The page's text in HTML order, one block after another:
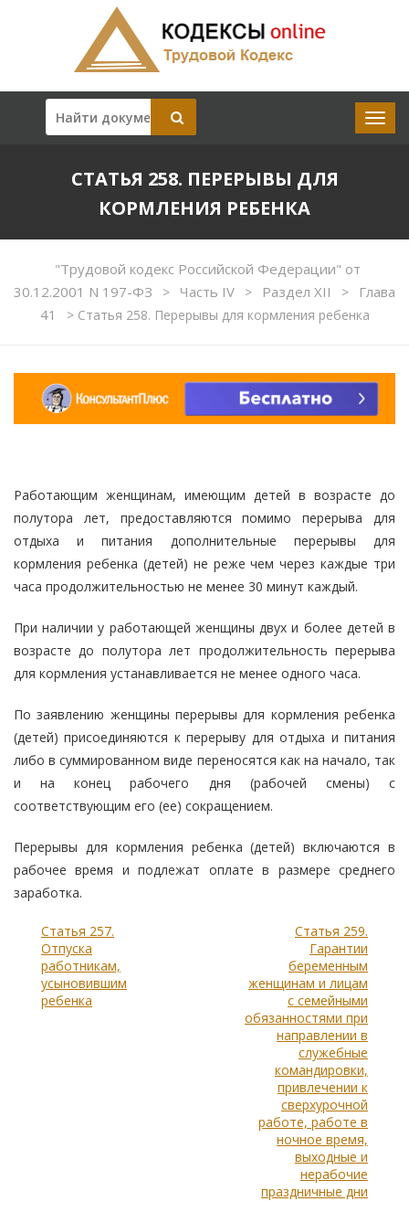
СТАТЬЯ 258. ПЕРЕРЫВЫ ДЛЯ
КОРМЛЕНИЯ РЕБЕНКА
"Трудовой кодекс Российской Федерации" от
30.12.2001 N 197-ФЗ
> Часть IV > Раздел XII >
Глава
41
>Статья 258. Перерывы для кормления ребенка
Работающим женщинам, имеющим детей в возрасте до
полутора лет, предоставляются помимо перерыва для
отдыха и питания дополнительные перерывы для
кормления ребенка (детей) не реже чем через каждые три
часа продолжительностью не менее 30 минут каждый.
При наличии у работающей женщины двух и более детей в
возрасте до полутора лет продолжительность перерыва
для кормления устанавливается не менее одного часа.
По заявлению женщины перерывы для кормления ребенка
(детей) присоединяются к перерыву для отдыха и питания
либо в суммированном виде переносятся как на начало, так
и на конец рабочего дня (рабочей смены) с
соответствующим его (ее) сокращением.
Перерывы для кормления ребенка (детей) включаются в
рабочее время и подлежат оплате в размере среднего
заработка.
Статья 257.
Отпуска
работникам,
усыновившим
ребенка
Статья 259.
Гарантии
беременным
женщинам и лицам
с семейными
обязанностями при
направлении в
служебные
командировки,
привлечении к
сверхурочной
работе, работе в
ночное время,
выходные и
нерабочие
праздничные дни